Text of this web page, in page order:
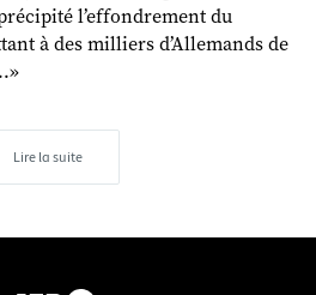
l’effondrement du
à des milliers d’Allemands de
Lire la suite